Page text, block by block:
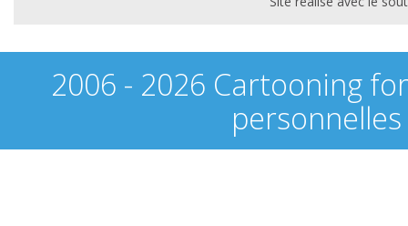
2006 - 2026 Cartooning
personnelles